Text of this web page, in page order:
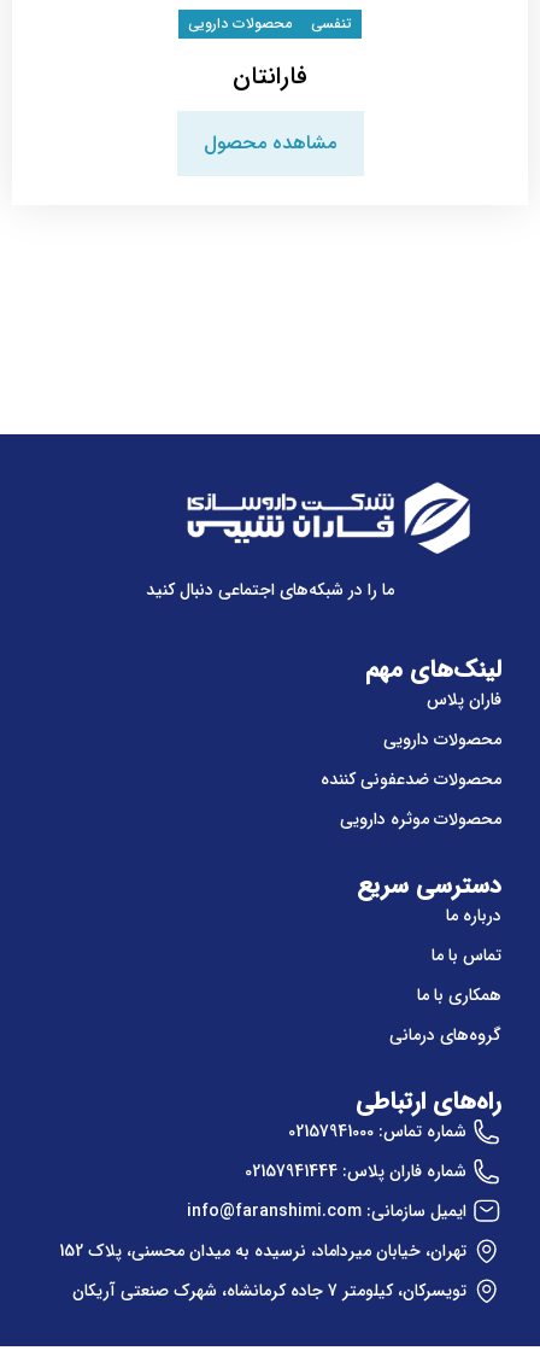
تنفسی محصولات دارویی
فارانتان
مشاهده محصول
ما را در شبکه‌های اجتماعی دنبال کنید
لینک‌های مهم
فاران پلاس
محصولات دارویی
محصولات ضدعفونی کننده
محصولات موثره دارویی
دسترسی سریع
درباره ما
تماس با ما
همکاری با ما
گروه‌های درمانی
راه‌های ارتباطی
شماره تماس: 02157941000
شماره فاران پلاس: 02157941444
ایمیل سازمانی: info@faranshimi.com
تهران، خیابان میرداماد، نرسیده به میدان محسنی، پلاک 152
تویسرکان، کیلومتر 7 جاده کرمانشاه، شهرک صنعتی آریکان